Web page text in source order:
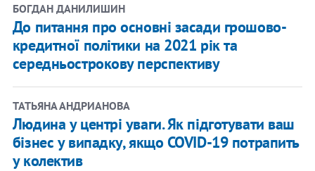
БОГДАН ДАНИЛИШИН
До питання про основні засади грошово-
кредитної політики на 2021 рік та
середньострокову перспективу
ТАТЬЯНА АНДРИАНОВА
Людина у центрі уваги. Як підготувати ваш
бізнес у випадку, якщо COVID-19 потрапить
у колектив